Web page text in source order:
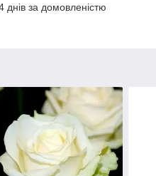
за домовленістю